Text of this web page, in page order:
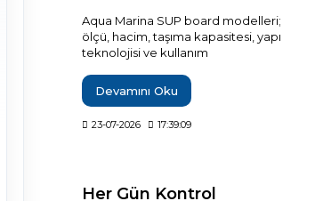
Aqua Marina SUP board modelleri;
ölçü, hacim, taşıma kapasitesi, yapı
teknolojisi ve kullanım
hangi modelin hangi kullanıcı
profiline uygun olduğu teknik
Fusion, Monster, Hyper, Coral, Nexus
bilinçli seçebilirsiniz.
Devamını Oku
23-07-2026 17:39:09
Her Gün Kontrol